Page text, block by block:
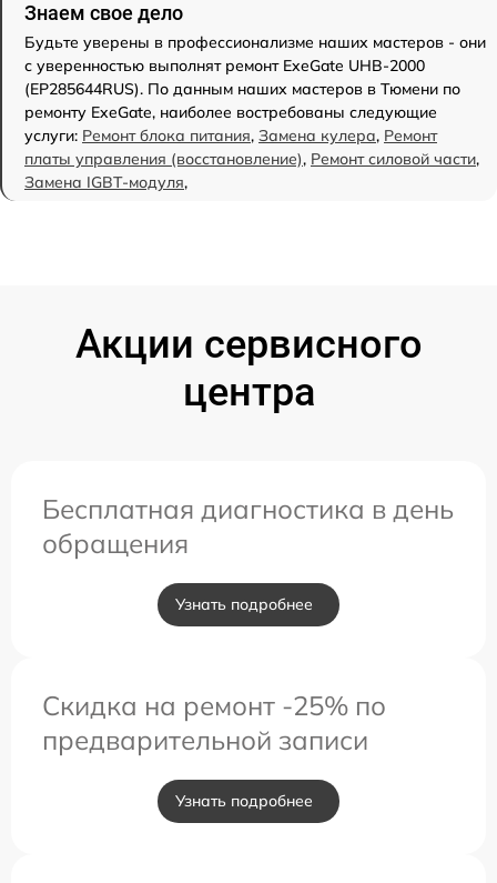
Знаем свое дело
Будьте уверены в профессионализме наших мастеров - они
с уверенностью выполнят ремонт ExeGate UHB-2000
(EP285644RUS). По данным наших мастеров в Тюмени по
ремонту ExeGate, наиболее востребованы следующие
услуги: Ремонт блока питания, Замена кулера, Ремонт
платы управления (восстановление), Ремонт силовой части,
Замена IGBT-модуля,
Акции сервисного
центра
Бесплатная диагностика в день
обращения
Узнать подробнее
Скидка на ремонт -25% по
предварительной записи
Узнать подробнее